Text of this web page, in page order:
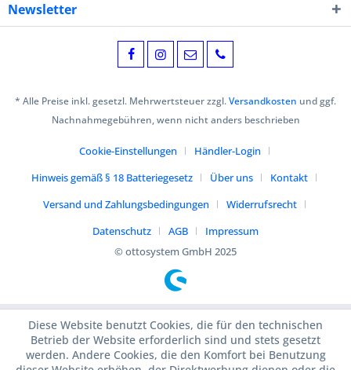
Newsletter
* Alle Preise inkl. gesetzl. Mehrwertsteuer zzgl.Versandkosten und ggf.
Nachnahmegebühren, wenn nicht anders beschrieben
Cookie-Einstellungen
Händler-Login
Hinweis gemäß § 18 Batteriegesetz
Über uns
Kontakt
Versand und Zahlungsbedingungen
Widerrufsrecht
Datenschutz
AGB
Impressum
© ottosystem GmbH 2025
Diese Website benutzt Cookies, die für den technischen
Betrieb der Website erforderlich sind und stets gesetzt
werden. Andere Cookies, die den Komfort bei Benutzung